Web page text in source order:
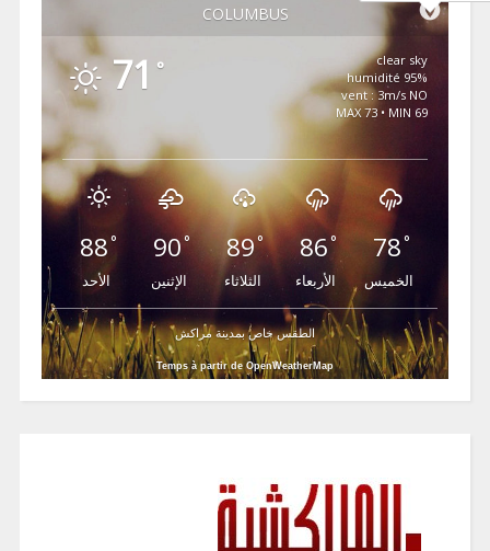
COLUMBUS
71 °
clear sky
95% humidité
vent : 3m/s NO
MAX 73 • MIN 69
88°
الأحد
90°
الإثنين
89°
الثلاثاء
86°
الأربعاء
78°
الخميس
الطقس خاص بمدينة مراكش
Temps à partir de OpenWeatherMap